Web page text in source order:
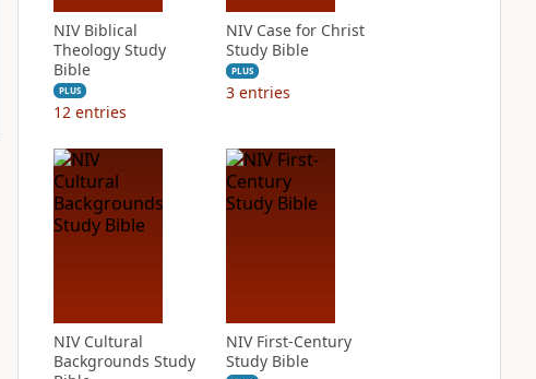
NIV Biblical
Theology Study
Bible
PLUS
12 entries
NIV Case for Christ
Study Bible
PLUS
3 entries
NIV Cultural
Backgrounds Study
NIV First-Century
Study Bible